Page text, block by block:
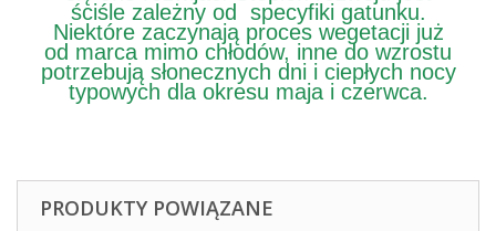
ściśle zależny od specyfiki gatunku.
Niektóre zaczynają proces wegetacji już
od marca mimo chłodów, inne do wzrostu
potrzebują słonecznych dni i ciepłych nocy
typowych dla okresu maja i czerwca.
PRODUKTY POWIĄZANE